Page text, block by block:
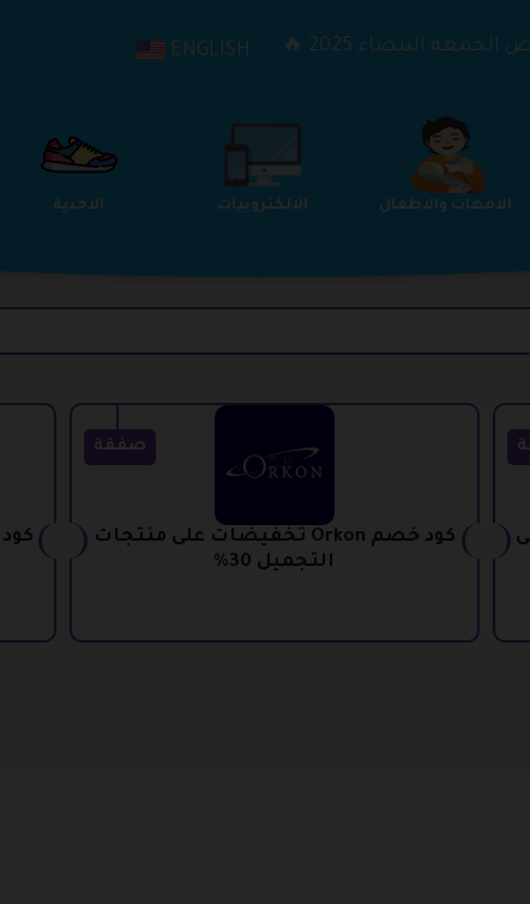
الجمعة البيضاء 2025 🔥 ENGLISH
الالكترونيات الامهات والاطفال الترفيه
على
صفقة
كود خصم Orkon تخفيضات على منتجات
التجميل 30%